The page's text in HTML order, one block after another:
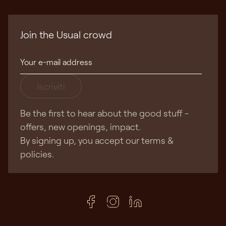
Join the Usual crowd
Iscriviti
Be the first to hear about the good stuff -
offers, new openings, impact.
By signing up, you accept our terms &
policies.